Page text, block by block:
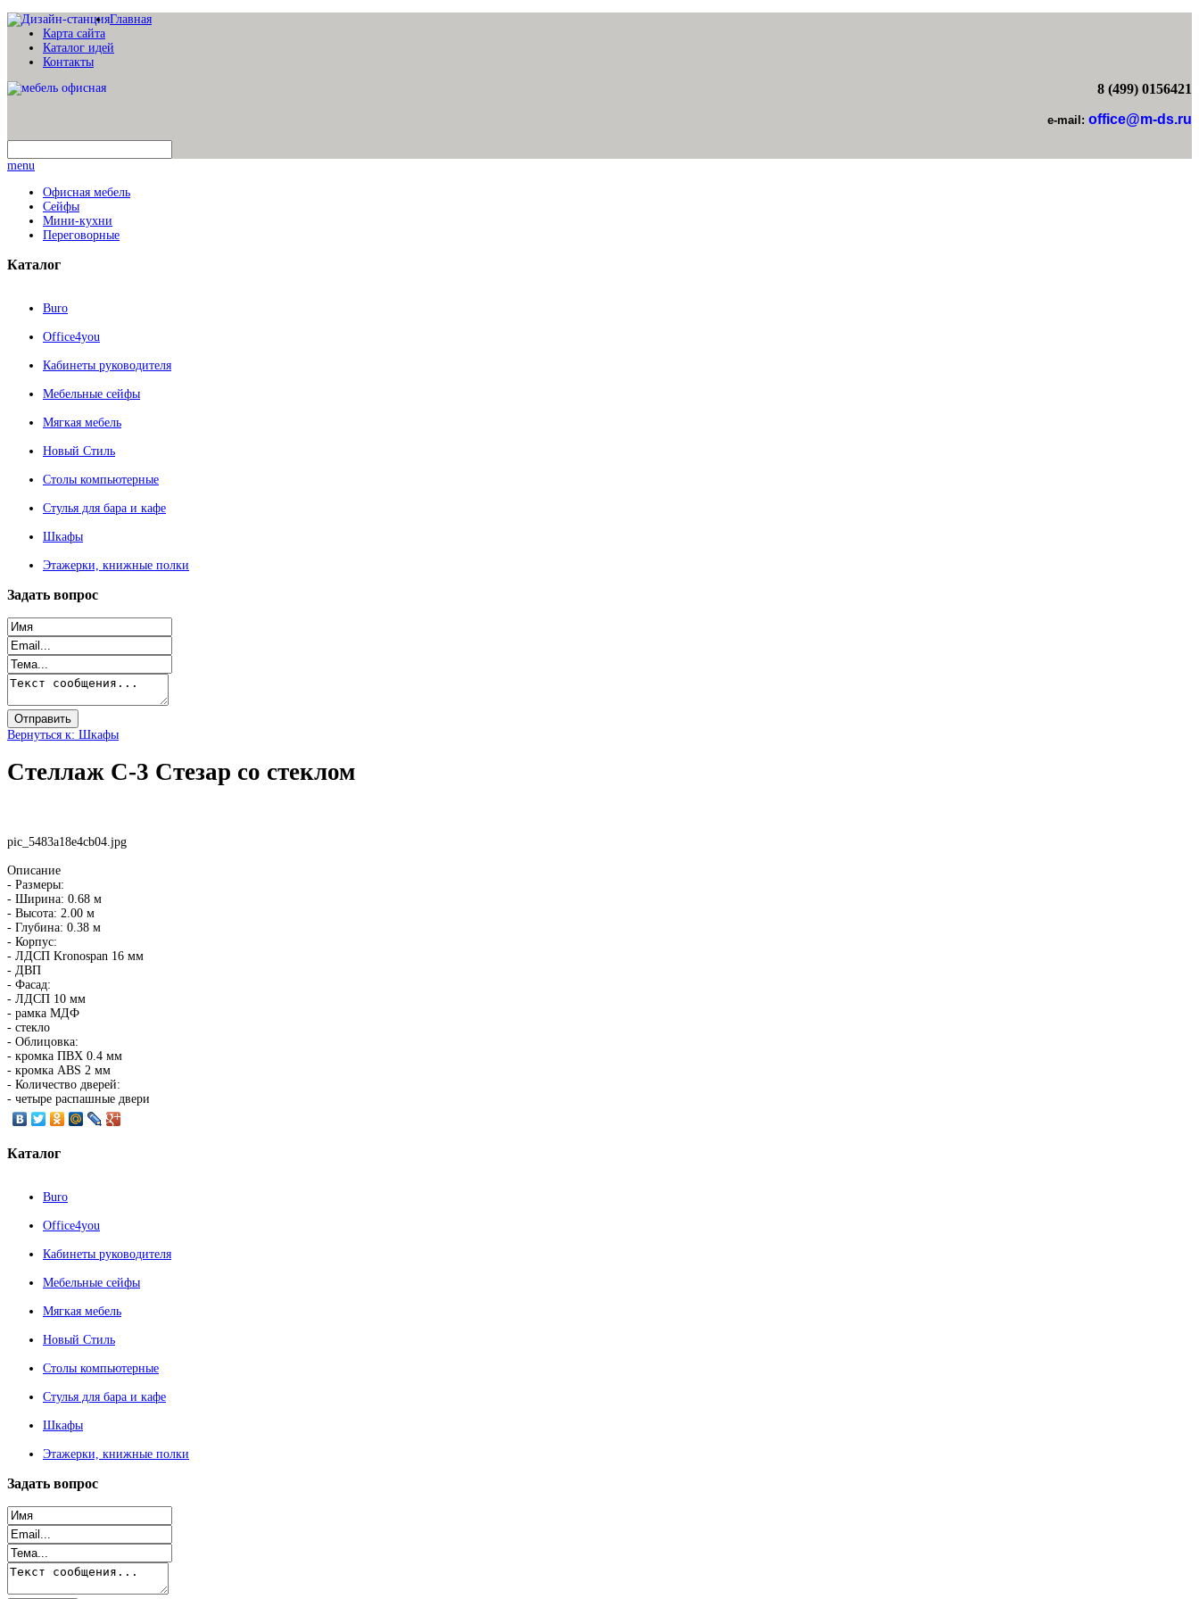
Главная
Карта сайта
Каталог идей
Контакты
8 (499) 0156421
e-mail: office@m-ds.ru
menu
Офисная мебель
Сейфы
Мини-кухни
Переговорные
Каталог
Buro
Office4you
Кабинеты руководителя
Мебельные сейфы
Мягкая мебель
Новый Стиль
Столы компьютерные
Стулья для бара и кафе
Шкафы
Этажерки, книжные полки
Задать вопрос
Вернуться к: Шкафы
Стеллаж С-3 Стезар со стеклом
pic_5483a18e4cb04.jpg
Описание
- Размеры:
- Ширина: 0.68 м
- Высота: 2.00 м
- Глубина: 0.38 м
- Корпус:
- ЛДСП Kronospan 16 мм
- ДВП
- Фасад:
- ЛДСП 10 мм
- рамка МДФ
- стекло
- Облицовка:
- кромка ПВХ 0.4 мм
- кромка ABS 2 мм
- Количество дверей:
- четыре распашные двери
Каталог
Buro
Office4you
Кабинеты руководителя
Мебельные сейфы
Мягкая мебель
Новый Стиль
Столы компьютерные
Стулья для бара и кафе
Шкафы
Этажерки, книжные полки
Задать вопрос